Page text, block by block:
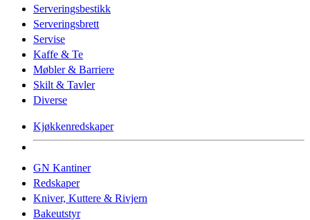
Serveringsbestikk
Serveringsbrett
Servise
Kaffe & Te
Møbler & Barriere
Skilt & Tavler
Diverse
Kjøkkenredskaper
GN Kantiner
Redskaper
Kniver, Kuttere & Rivjern
Bakeutstyr